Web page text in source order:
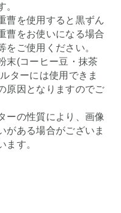
。
曹を使用すると黒ずん
曹をお使いになる場合
をご使用ください。
末(コーヒー豆・抹茶
ターには使用できま
原因となりますのでご
ーの性質により、画像
がある場合がございま
ます。